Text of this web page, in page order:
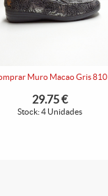
Muro Macao Gris 810
29.75 €
Stock: 4 Unidades